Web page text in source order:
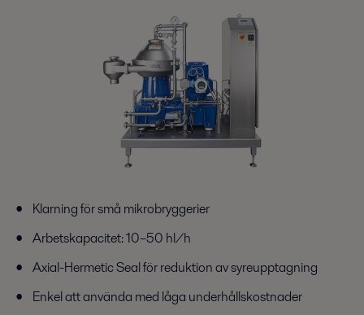
Klarning för små mikrobryggerier
Arbetskapacitet: 10–50 hl/h
Axial-Hermetic Seal för reduktion av syreupptagning
Enkel att använda med låga underhållskostnader